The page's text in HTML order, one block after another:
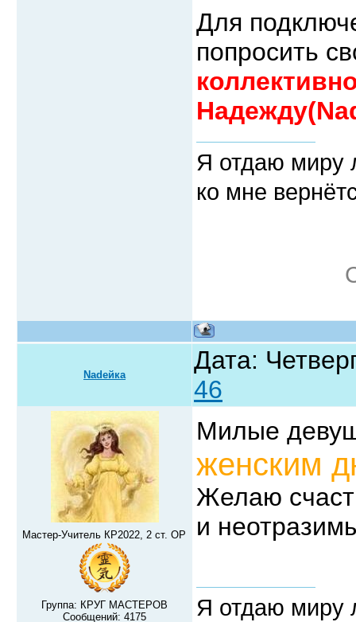
Для
попросить
Я отдаю миру
ко мне
Nadeйка
Дата:
46
Мастер-Учитель КР2022, 2 ст. ОР
Группа: КРУГ МАСТЕРОВ
Сообщений: 4175
Милые
женским
Желаю
и
Я отдаю миру